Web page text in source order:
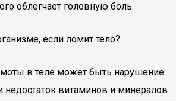
облегчает головную боль.
если ломит тело?
в теле может быть нарушение
витаминов и минералов.